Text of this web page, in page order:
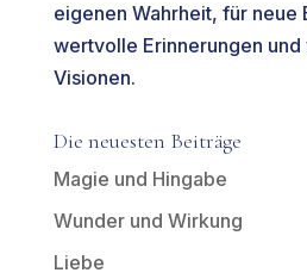
eigenen Wahrheit, für neue
wertvolle Erinnerungen
Visionen.
Die neuesten Beiträge
Magie und Hingabe
Wunder und Wirkung
Liebe